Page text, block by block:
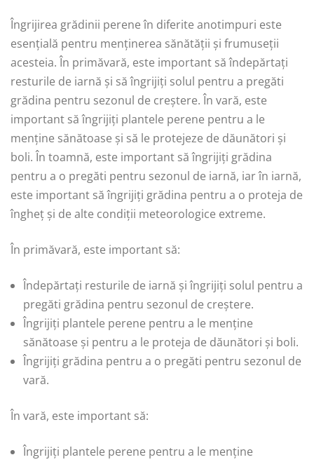
Îngrijirea grădinii perene în diferite anotimpuri este
esențială pentru menținerea sănătății și frumuseții
acesteia. În primăvară, este important să îndepărtați
resturile de iarnă și să îngrijiți solul pentru a pregăti
grădina pentru sezonul de creștere. În vară, este
important să îngrijiți plantele perene pentru a le
menține sănătoase și să le protejeze de dăunători și
boli. În toamnă, este important să îngrijiți grădina
pentru a o pregăti pentru sezonul de iarnă, iar în iarnă,
este important să îngrijiți grădina pentru a o proteja de
îngheț și de alte condiții meteorologice extreme.
În primăvară, este important să:
Îndepărtați resturile de iarnă și îngrijiți solul pentru a
pregăti grădina pentru sezonul de creștere.
Îngrijiți plantele perene pentru a le menține
sănătoase și pentru a le proteja de dăunători și boli.
Îngrijiți grădina pentru a o pregăti pentru sezonul de
vară.
În vară, este important să:
Îngrijiți plantele perene pentru a le menține